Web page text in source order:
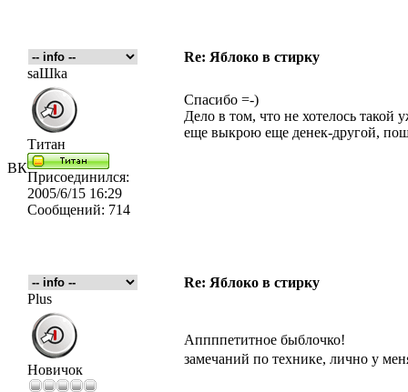
ВК
Re: Яблоко в стирку
saШka
Титан
Присоединился:
2005/6/15 16:29
Сообщений: 714
Спасибо =-)
Дело в том, что не хотелось такой
еще выкрою еще денек-другой,
Re: Яблоко в стирку
Plus
Новичок
Аппппетитное быблочко!
замечаний по технике, лично у